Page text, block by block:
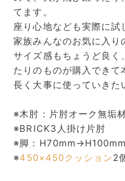
てます。
座り心地なども実際に試
家族みんなのお気に入り
サイズ感もちょうど良く
たりのものが購入できて
長く大事に使っていきた
※木肘：片肘オーク無垢
※BRICK3人掛け片肘
※脚：
※450×450クッション2